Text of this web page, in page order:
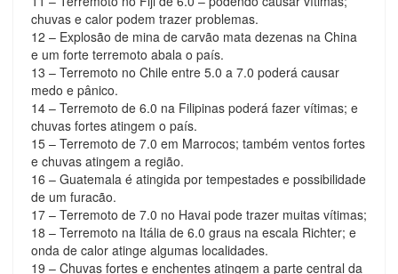
chuvas e calor podem trazer problemas.
12 – Explosão de mina de carvão mata dezenas na China
e um forte terremoto abala o país.
13 – Terremoto no Chile entre 5.0 a 7.0 poderá causar
medo e pânico.
14 – Terremoto de 6.0 na Filipinas poderá fazer vítimas; e
chuvas fortes atingem o país.
15 – Terremoto de 7.0 em Marrocos; também ventos fortes
e chuvas atingem a região.
16 – Guatemala é atingida por tempestades e possibilidade
de um furacão.
17 – Terremoto de 7.0 no Havai pode trazer muitas vítimas;
18 – Terremoto na Itália de 6.0 graus na escala Richter; e
onda de calor atinge algumas localidades.
19 – Chuvas fortes e enchentes atingem a parte central da